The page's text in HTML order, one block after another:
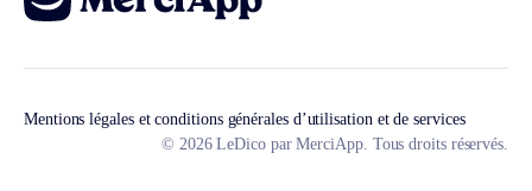
Mentions légales et conditions générales d’utilisation et de services
© 2026 LeDico par MerciApp. Tous droits réservés.